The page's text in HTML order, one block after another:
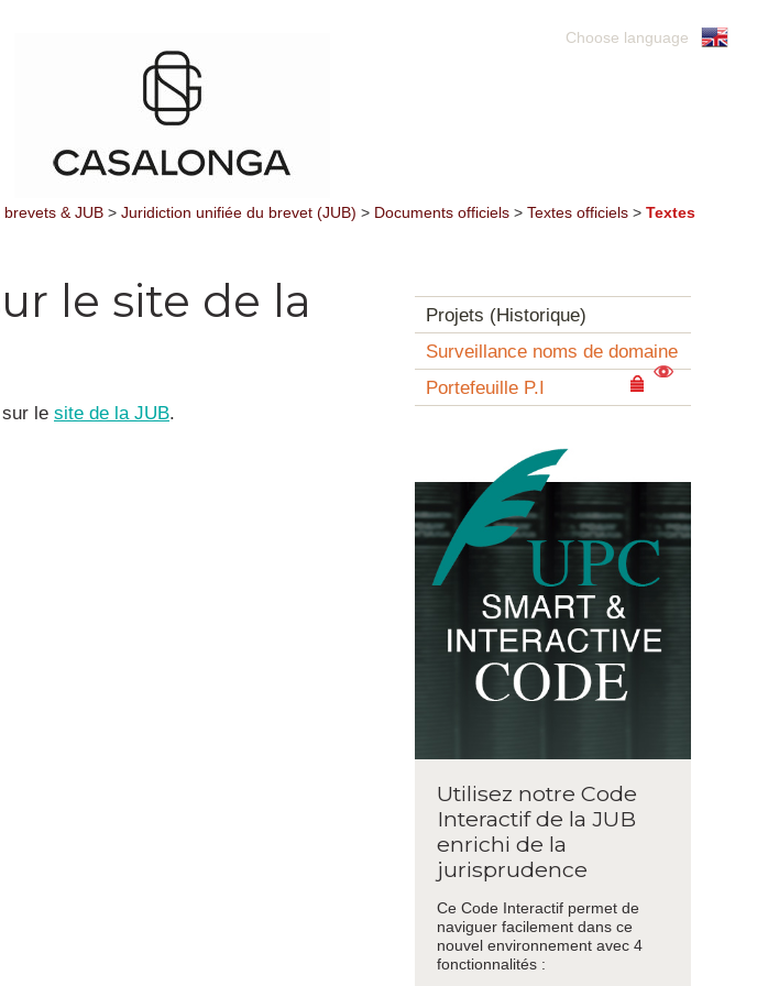
Choose language
& JUB > Juridiction unifiée du brevet (JUB) > Documents officiels > Textes officiels > Textes
le site de la
le site de la JUB.
Projets (Historique)
Surveillance noms de domaine
Portefeuille P.I
Utilisez notre Code
Interactif de la JUB
enrichi de la
jurisprudence
Ce Code Interactif permet de
naviguer facilement dans ce
nouvel environnement avec 4
fonctionnalités :